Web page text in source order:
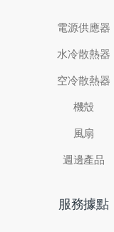
電源供應器
水冷散熱器
空冷散熱器
機殼
風扇
週邊產品
服務據點